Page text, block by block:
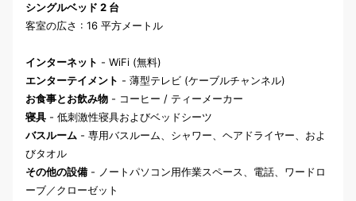
シングルベッド 2 台
客室の広さ : 16 平方メートル
インターネット - WiFi (無料)
エンターテイメント - 薄型テレビ (ケーブルチャンネル)
お食事とお飲み物 - コーヒー / ティーメーカー
寝具 - 低刺激性寝具およびベッドシーツ
バスルーム - 専用バスルーム、シャワー、ヘアドライヤー、およ
びタオル
その他の設備 - ノートパソコン用作業スペース、電話、ワードロ
ーブ／クローゼット